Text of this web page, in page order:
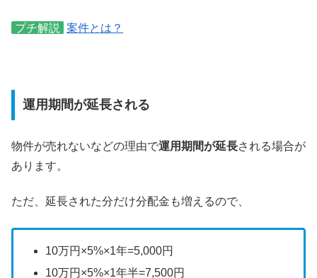
プチ解説 案件とは？
運用期間が延長される
物件が売れないなどの理由で運用期間が延長される場合が
あります。
ただ、延長された分だけ分配金も増えるので、
10万円×5%×1年=5,000円
10万円×5%×1年半=7,500円